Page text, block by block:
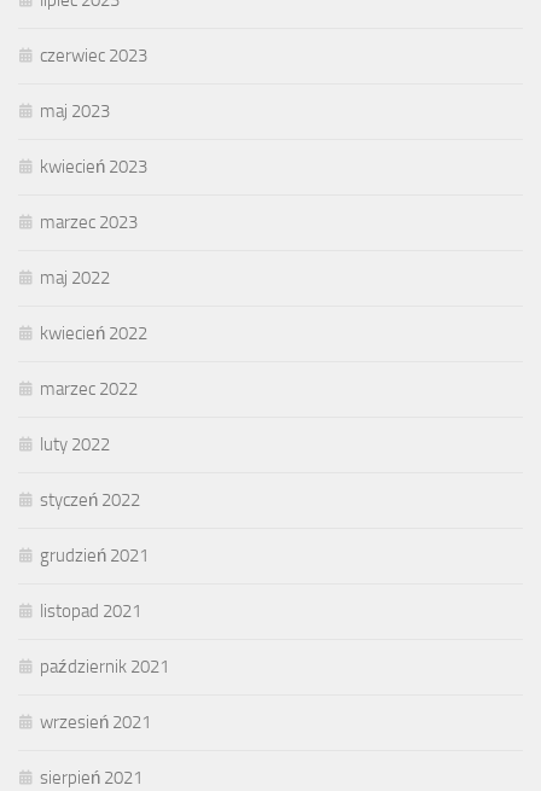
czerwiec 2023
maj 2023
kwiecień 2023
marzec 2023
maj 2022
kwiecień 2022
marzec 2022
luty 2022
styczeń 2022
grudzień 2021
listopad 2021
październik 2021
wrzesień 2021
sierpień 2021